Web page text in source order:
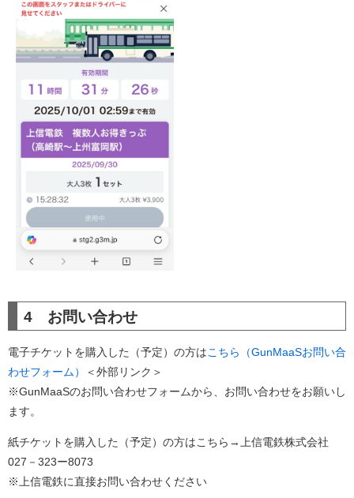
4 お問い合わせ
電子チケットを購入した（予定）の方はこちら（GunMaaSお問い合
わせフォーム）
＜外部リンク＞
※GunMaaSのお問い合わせフォームから、お問い合わせをお願いし
ます。
紙チケットを購入した（予定）の方はこちら→上信電鉄株式会社
027－323ー8073
※上信電鉄に直接お問い合わせください